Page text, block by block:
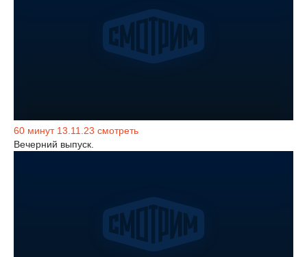
60 минут 13.11.23 смотреть
Вечерний выпуск.